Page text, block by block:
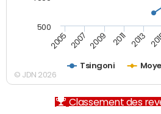
Tsingoni
2005 2007 2009 2011 2013
500
© JDN 2026
Classement des